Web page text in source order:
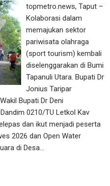
topmetro.news, Taput –
‎Kolaborasi dalam
memajukan sektor
pariwisata olahraga
(sport tourism) kembali
diselenggarakan di Bumi
Tapanuli Utara. Bupati Dr
Jonius Taripar
Bupati Dr Deni
0210/TU Letkol Kav
dan ikut menjadi peserta
2026 dan Open Water
di Desa…